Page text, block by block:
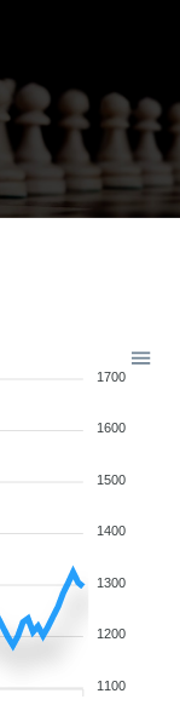
1700
1600
1500
1400
1300
1200
1100